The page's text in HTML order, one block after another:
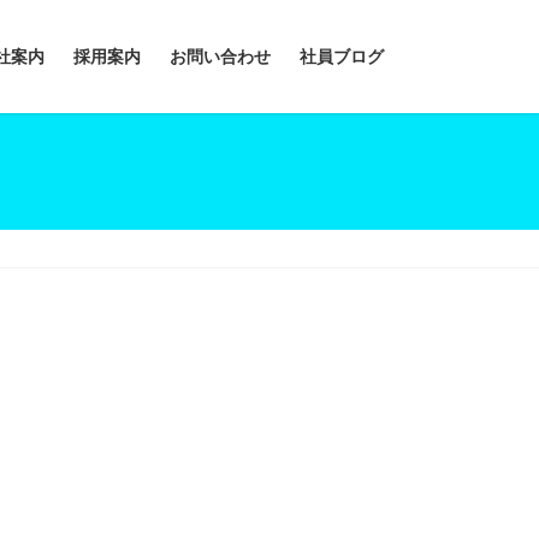
案内 採用案内 お問い合わせ 社員ブログ